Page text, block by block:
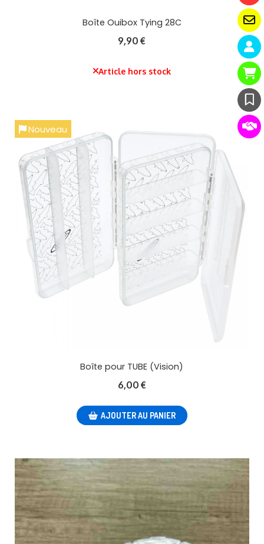
Boîte Ouibox Tying 28C
9,90 €
Article hors stock
Nouveau
Boîte pour TUBE (Vision)
6,00 €
AJOUTER AU PANIER